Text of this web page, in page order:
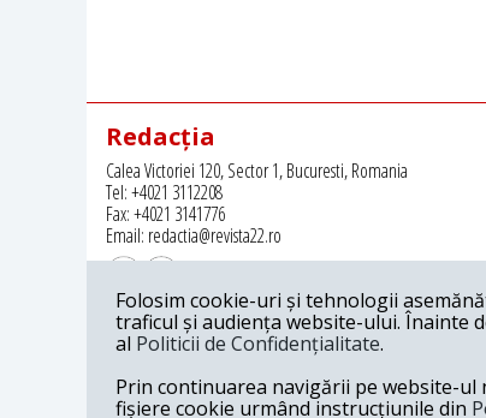
Redacția
Calea Victoriei 120, Sector 1, Bucuresti, Romania
Tel: +4021 3112208
Fax: +4021 3141776
Email: redactia@revista22.ro
Revista 22 este editata de
Folosim cookie-uri și tehnologii
traficul și audiența website-ului. Înainte
al Politicii de Confidențialitate.
Prin continuarea navigării pe website-
fișiere cookie urmând instrucțiunile din